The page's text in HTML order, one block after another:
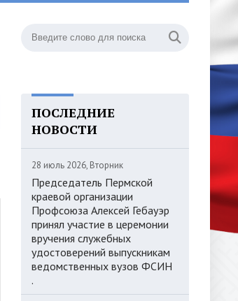
ПОСЛЕДНИЕ
НОВОСТИ
28 июль 2026, Вторник
Председатель Пермской
краевой организации
Профсоюза Алексей Гебауэр
принял участие в церемонии
вручения служебных
удостоверений выпускникам
ведомственных вузов ФСИН
.